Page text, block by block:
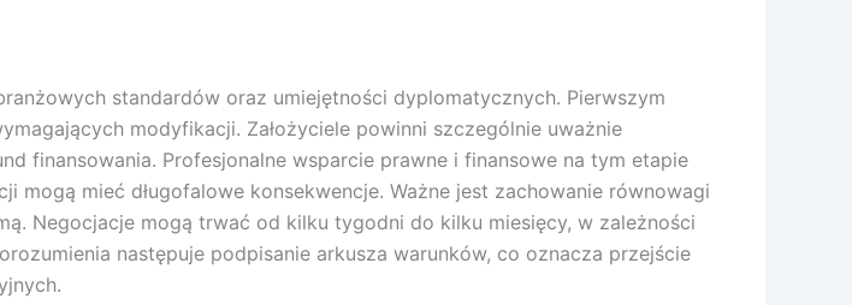
standardów oraz umiejętności dyplomatycznych. Pierwszym
modyfikacji. Założyciele powinni szczególnie uważnie
finansowania. Profesjonalne wsparcie prawne i finansowe na tym etapie
mogą mieć długofalowe konsekwencje. Ważne jest zachowanie równowagi
Negocjacje mogą trwać od kilku tygodni do kilku miesięcy, w zależności
następuje podpisanie arkusza warunków, co oznacza przejście